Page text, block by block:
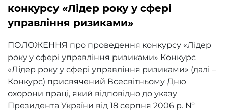
конкурсу «Лідер року у сфері
управління ризиками»
ПОЛОЖЕННЯ про проведення конкурсу «Лідер
року у сфері управління ризиками» Конкурс
«Лідер року у сфері управління ризиками» (далі –
Конкурс) присвячений Всесвітньому Дню
охорони праці, який відповідно до указу
Президента України від 18 серпня 2006 р. №